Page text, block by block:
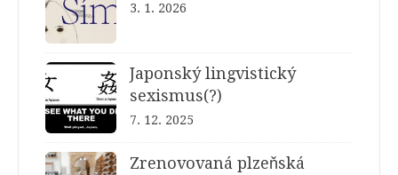
3. 1. 2026
Japonský lingvistický
sexismus(?)
7. 12. 2025
Zrenovovaná plzeňská